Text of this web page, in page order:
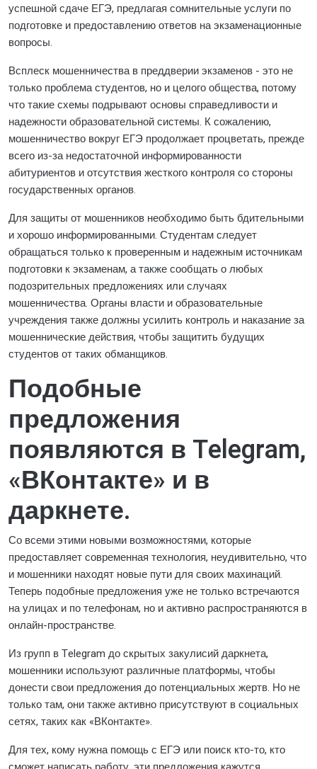
успешной сдаче ЕГЭ, предлагая сомнительные услуги по
подготовке и предоставлению ответов на экзаменационные
вопросы.
Всплеск мошенничества в преддверии экзаменов - это не
только проблема студентов, но и целого общества, потому
что такие схемы подрывают основы справедливости и
надежности образовательной системы. К сожалению,
мошенничество вокруг ЕГЭ продолжает процветать, прежде
всего из-за недостаточной информированности
абитуриентов и отсутствия жесткого контроля со стороны
государственных органов.
Для защиты от мошенников необходимо быть бдительными
и хорошо информированными. Студентам следует
обращаться только к проверенным и надежным источникам
подготовки к экзаменам, а также сообщать о любых
подозрительных предложениях или случаях
мошенничества. Органы власти и образовательные
учреждения также должны усилить контроль и наказание за
мошеннические действия, чтобы защитить будущих
студентов от таких обманщиков.
Подобные
предложения
появляются в Telegram,
«ВКонтакте» и в
даркнете.
Со всеми этими новыми возможностями, которые
предоставляет современная технология, неудивительно, что
и мошенники находят новые пути для своих махинаций.
Теперь подобные предложения уже не только встречаются
на улицах и по телефонам, но и активно распространяются в
онлайн-пространстве.
Из групп в Telegram до скрытых закулисий даркнета,
мошенники используют различные платформы, чтобы
донести свои предложения до потенциальных жертв. Но не
только там, они также активно присутствуют в социальных
сетях, таких как «ВКонтакте».
Для тех, кому нужна помощь с ЕГЭ или поиск кто-то, кто